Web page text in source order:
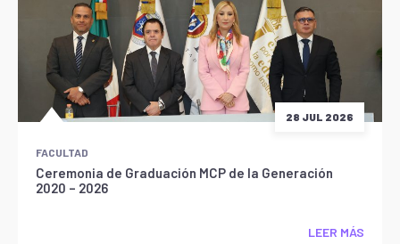
28 JUL 2026
FACULTAD
Ceremonia de Graduación MCP de la Generación
2020 – 2026
LEER MÁS